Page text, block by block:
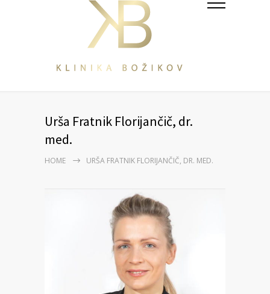
Urša Fratnik Florijančič, dr.
med.
HOME URŠA FRATNIK FLORIJANČIČ, DR. MED.